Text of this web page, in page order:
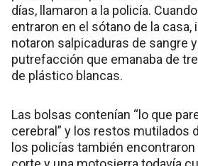
días, llamaron a la policía.
entraron en el sótano de la
notaron salpicaduras de sangre
putrefacción que emanaba de
de plástico blancas.
Las bolsas contenían “lo que
cerebral” y los restos mutilados
los policías también